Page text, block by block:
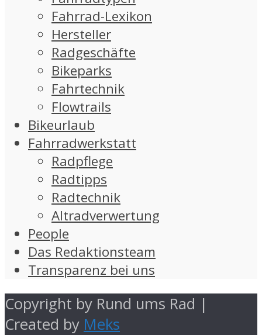
Fahrrad-Lexikon
Hersteller
Radgeschäfte
Bikeparks
Fahrtechnik
Flowtrails
Bikeurlaub
Fahrradwerkstatt
Radpflege
Radtipps
Radtechnik
Altradverwertung
People
Das Redaktionsteam
Transparenz bei uns
Copyright by Rund ums Rad |
Created by Meks